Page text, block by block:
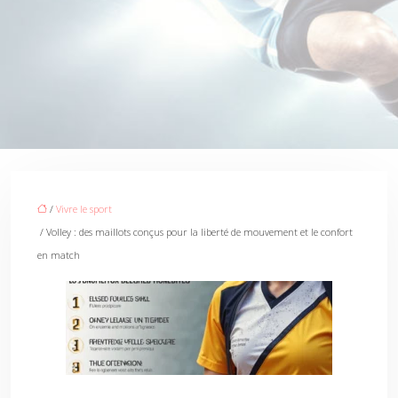
/ Vivre le sport
/ Volley : des maillots conçus pour la liberté de mouvement et le confort
en match